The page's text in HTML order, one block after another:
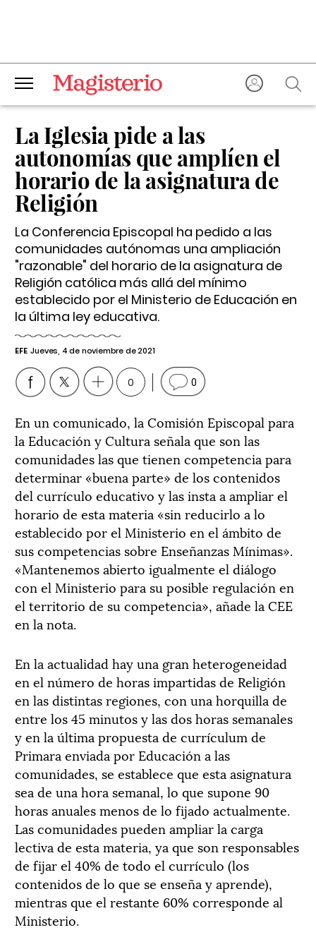
La Iglesia pide a las
autonomías que amplíen el
horario de la asignatura de
Religión
La Conferencia Episcopal ha pedido a las
comunidades autónomas una ampliación
"razonable" del horario de la asignatura de
Religión católica más allá del mínimo
establecido por el Ministerio de Educación en
la última ley educativa.
EFE Jueves, 4 de noviembre de 2021
0 0
En un comunicado, la Comisión Episcopal para
la Educación y Cultura señala que son las
comunidades las que tienen competencia para
determinar «buena parte» de los contenidos
del currículo educativo y las insta a ampliar el
horario de esta materia «sin reducirlo a lo
establecido por el Ministerio en el ámbito de
sus competencias sobre Enseñanzas Mínimas».
«Mantenemos abierto igualmente el diálogo
con el Ministerio para su posible regulación en
el territorio de su competencia», añade la CEE
en la nota.
En la actualidad hay una gran heterogeneidad
en el número de horas impartidas de Religión
en las distintas regiones, con una horquilla de
entre los 45 minutos y las dos horas semanales
y en la última propuesta de currículum de
Primara enviada por Educación a las
comunidades, se establece que esta asignatura
sea de una hora semanal, lo que supone 90
horas anuales menos de lo fijado actualmente.
Las comunidades pueden ampliar la carga
lectiva de esta materia, ya que son responsables
de fijar el 40% de todo el currículo (los
contenidos de lo que se enseña y aprende),
mientras que el restante 60% corresponde al
Ministerio.